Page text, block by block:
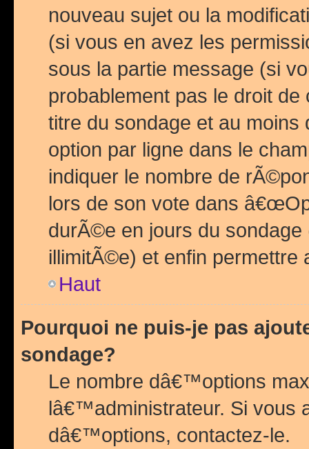
nouveau sujet ou la
(si vous en avez les
sous la partie message (si
probablement pas le droit
titre du sondage et au
option par ligne dans le
indiquer le nombre de
lors de son vote dans
durÃ©e en jours du
illimitÃ©e) et enfin permettre
Haut
Pourquoi ne puis-je pas
sondage?
Le nombre dâ€™options
lâ€™administrateur. Si vous
dâ€™options, contactez-le.